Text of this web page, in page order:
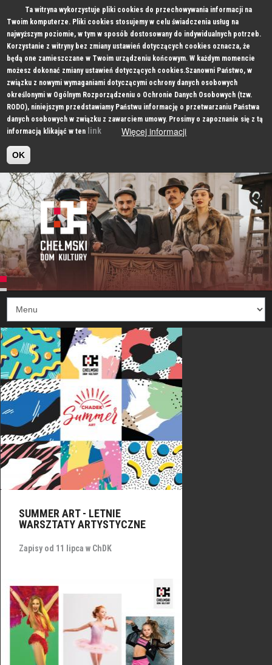
Ta witryna wykorzystuje pliki cookies do przechowywania informacji na
Twoim komputerze. Pliki cookies stosujemy w celu świadczenia usług na
najwyższym poziomie, w tym w sposób dostosowany do indywidualnych potrzeb.
Korzystanie z witryny bez zmiany ustawień dotyczących cookies oznacza, że
będą one zamieszczane w Twoim urządzeniu końcowym. W każdym momencie
możesz dokonać zmiany ustawień dotyczących cookies.Szanowni Państwo, w
związku z nowymi wymaganiami dotyczącymi ochrony danych osobowych
określonymi w Ogólnym Rozporządzeniu o Ochronie Danych Osobowych (tzw.
RODO), niniejszym przedstawiamy Państwu informację o przetwarzaniu Państwa
danych osobowych w związku z zawarciem umowy. Prosimy o zapoznanie się z tą
informacją klikająć w ten link Więcej informacji
OK
SUMMER ART - LETNIE
WARSZTATY ARTYSTYCZNE
Zapisy od 11 lipca w ChDK